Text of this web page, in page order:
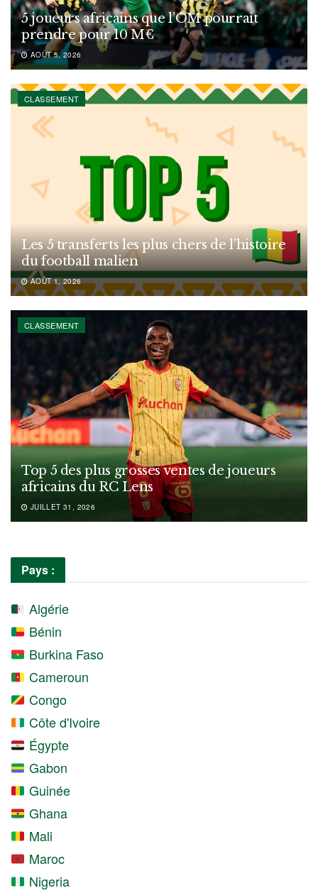
5 joueurs africains que l’OM pourrait
prendre pour 10 M€
AOÛT 5, 2026
CLASSEMENT
Les 5 transferts les plus chers de l’histoire
du football malien
AOÛT 1, 2026
CLASSEMENT
Top 5 des plus grosses ventes de joueurs
africains du RC Lens
JUILLET 31, 2026
Pays :
Algérie
Bénin
Burkina Faso
Cameroun
Congo
Côte d'Ivoire
Égypte
Gabon
Guinée
Ghana
Mali
Maroc
Nigeria